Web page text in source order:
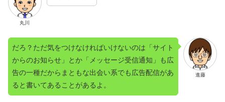
丸川
進藤
だろ？ただ気をつけなければいけないのは「サイト
からのお知らせ」とか「メッセージ受信通知」も広
告の一種だからまともな出会い系でも広告配信があ
ると書いてあることがあるよ。